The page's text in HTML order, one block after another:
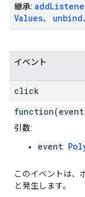
継承: add
Values、 unbind
イベント
click
引数:
event:
このイベントは、
と発生します。